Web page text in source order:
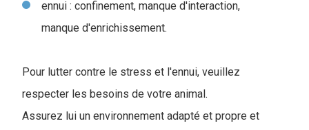
ennui : confinement, manque d'interaction,
manque d'enrichissement.
Pour lutter contre le stress et l'ennui, veuillez
respecter les besoins de votre animal.
Assurez lui un environnement adapté et propre et